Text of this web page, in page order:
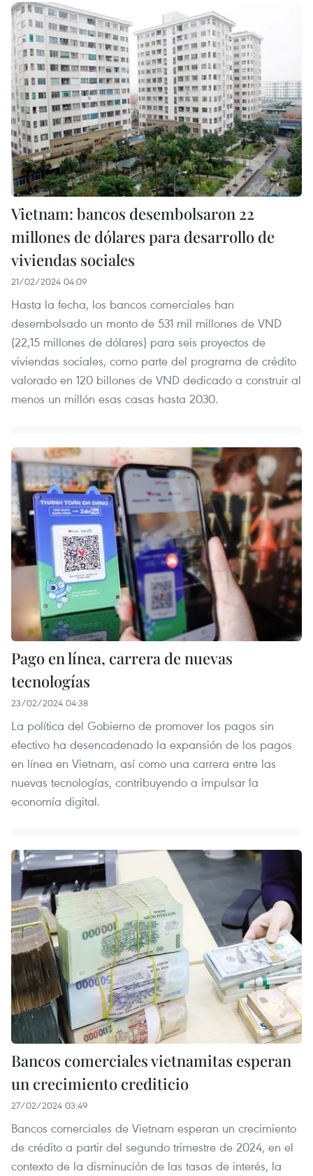
Vietnam: bancos desembolsaron 22
millones de dólares para desarrollo de
viviendas sociales
21/02/2024 04:09
Hasta la fecha, los bancos comerciales han
desembolsado un monto de 531 mil millones de VND
(22,15 millones de dólares) para seis proyectos de
viviendas sociales, como parte del programa de crédito
valorado en 120 billones de VND dedicado a construir al
menos un millón esas casas hasta 2030.
Pago en línea, carrera de nuevas
tecnologías
23/02/2024 04:38
La política del Gobierno de promover los pagos sin
efectivo ha desencadenado la expansión de los pagos
en línea en Vietnam, así como una carrera entre las
nuevas tecnologías, contribuyendo a impulsar la
economía digital.
Bancos comerciales vietnamitas esperan
un crecimiento crediticio
27/02/2024 03:49
Bancos comerciales de Vietnam esperan un crecimiento
de crédito a partir del segundo trimestre de 2024, en el
contexto de la disminución de las tasas de interés, la